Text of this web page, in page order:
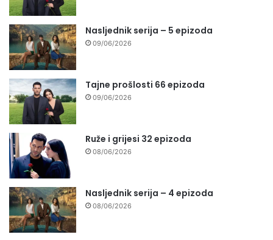
Nasljednik serija – 5 epizoda
09/06/2026
Tajne prošlosti 66 epizoda
09/06/2026
Ruže i grijesi 32 epizoda
08/06/2026
Nasljednik serija – 4 epizoda
08/06/2026